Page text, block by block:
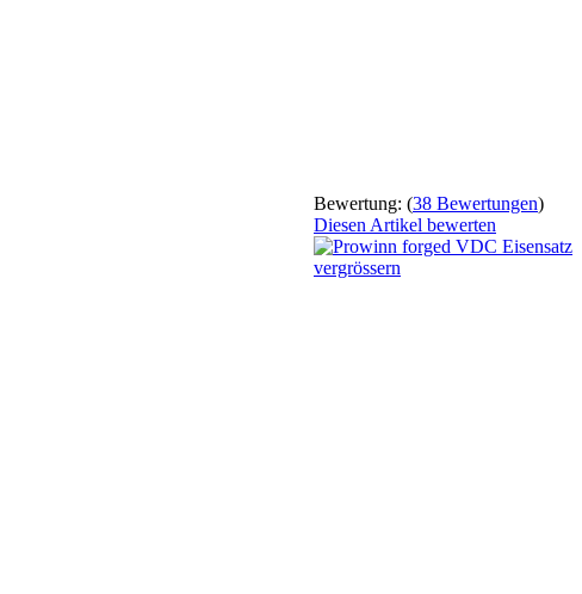
Bewertung: (38 Bewertungen)
Diesen Artikel bewerten
vergrössern